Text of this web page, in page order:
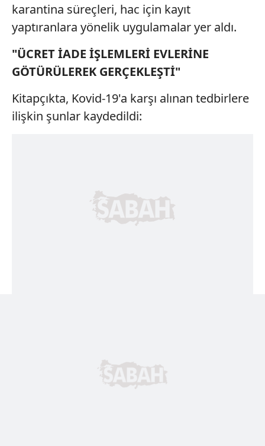
karantina süreçleri, hac için kayıt
yaptıranlara yönelik uygulamalar yer aldı.
"ÜCRET İADE İŞLEMLERİ EVLERİNE
GÖTÜRÜLEREK GERÇEKLEŞTİ"
Kitapçıkta, Kovid-19'a karşı alınan tedbirlere
ilişkin şunlar kaydedildi: